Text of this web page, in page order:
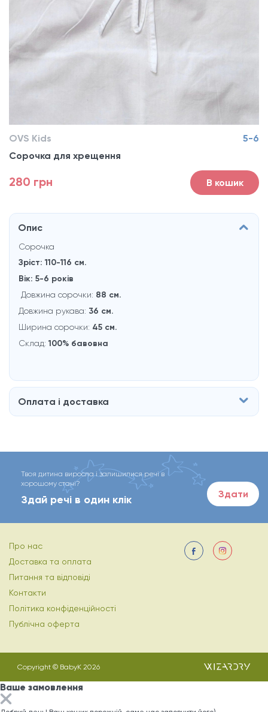
OVS Kids
5-6
Сорочка для хрещення
280 грн В кошик
Опис
Сорочка
Зріст: 110-116 см.
Вік: 5-6 рокiв
Довжина сорочки: 88 см.
Довжина рукава: 36 см.
Ширина сорочки: 45 см.
Склад:100% бавовна
Оплата і доставка
Твоя дитина виросла і залишилися речі в
хорошому стані?
Здай речі в один клік Здати
Про нас
Доставка та оплата
Питання та відповіді
Контакти
Політика конфіденційності
Публічна оферта
Copyright © BabyK 2026
Ваше замовлення